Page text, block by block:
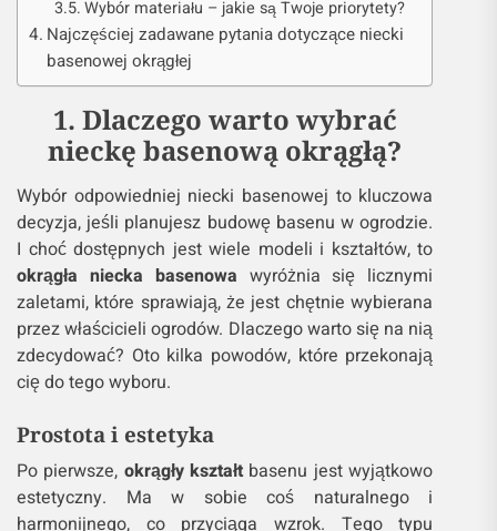
Wybór materiału – jakie są Twoje priorytety?
Najczęściej zadawane pytania dotyczące niecki
basenowej okrągłej
1. Dlaczego warto wybrać
nieckę basenową okrągłą?
Wybór odpowiedniej niecki basenowej to kluczowa
decyzja, jeśli planujesz budowę basenu w ogrodzie.
I choć dostępnych jest wiele modeli i kształtów, to
okrągła niecka basenowa wyróżnia się licznymi
zaletami, które sprawiają, że jest chętnie wybierana
przez właścicieli ogrodów. Dlaczego warto się na nią
zdecydować? Oto kilka powodów, które przekonają
cię do tego wyboru.
Prostota i estetyka
Po pierwsze, okrągły kształtbasenu jest wyjątkowo
estetyczny. Ma w sobie coś naturalnego i
harmonijnego, co przyciąga wzrok. Tego typu